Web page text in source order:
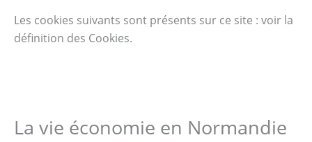
Les cookies suivants sont présents sur ce site : voir la
définition des Cookies.
La vie économie en Normandie